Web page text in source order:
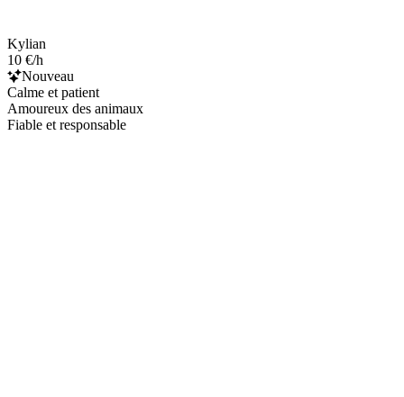
Kylian
10 €/h
Nouveau
Calme et patient
Amoureux des animaux
Fiable et responsable